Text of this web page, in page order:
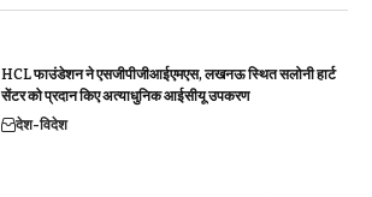
HCL फाउंडेशन ने एसजीपीजीआईएमएस, लखनऊ स्थित सलोनी हार्ट
सेंटर को प्रदान किए अत्याधुनिक आईसीयू उपकरण
देश-विदेश